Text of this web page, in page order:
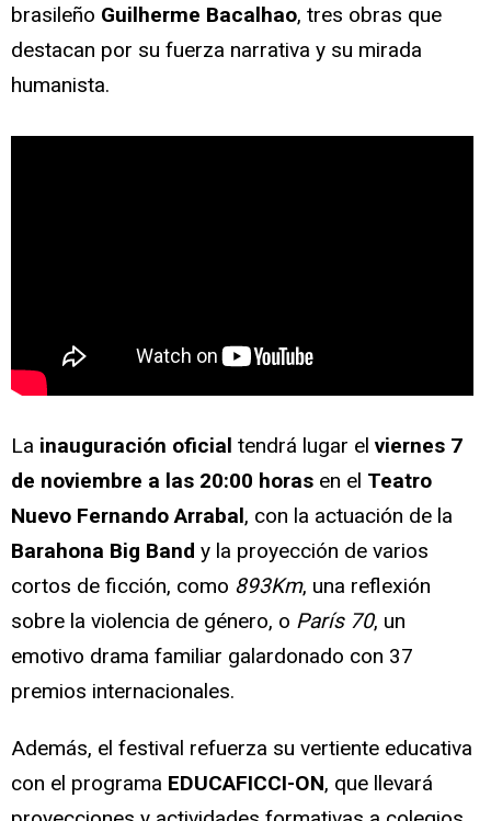
brasileño Guilherme Bacalhao, tres obras que
destacan por su fuerza narrativa y su mirada
humanista.
La inauguración oficial tendrá lugar elviernes 7
de noviembre a las 20:00 horas en el Teatro
Nuevo Fernando Arrabal, con la actuación de la
Barahona Big Band y la proyección de varios
cortos de ficción, como 893Km, una reflexión
sobre la violencia de género, o París 70, un
emotivo drama familiar galardonado con 37
premios internacionales.
Además, el festival refuerza su vertiente educativa
con el programa EDUCAFICCI-ON, que llevará